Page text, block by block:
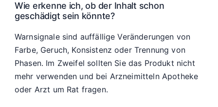
Wie erkenne ich, ob der Inhalt schon
geschädigt sein könnte?
Warnsignale sind auffällige Veränderungen von
Farbe, Geruch, Konsistenz oder Trennung von
Phasen. Im Zweifel sollten Sie das Produkt nicht
mehr verwenden und bei Arzneimitteln Apotheke
oder Arzt um Rat fragen.